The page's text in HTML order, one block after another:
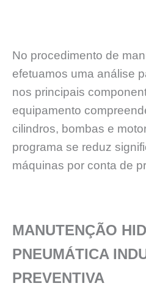
No procedimento de
efetuamos uma análise
nos principais
equipamento
cilindros, bombas e
programa se reduz
máquinas por conta de
MANUTENÇÃO
PNEUMÁTICA
PREVENTIVA